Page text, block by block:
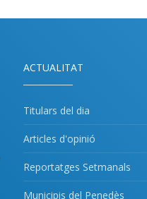
ACTUALITAT
Titulars del dia
Articles d'opinió
Reportatges Setmanals
Municipis del Penedès